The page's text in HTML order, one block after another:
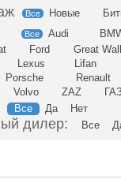
Все Новые
Все Audi
Ford
Great
Lexus
Lifan
Porsche
Renault
Volvo ZAZ
Все Да Нет
дилер: Все